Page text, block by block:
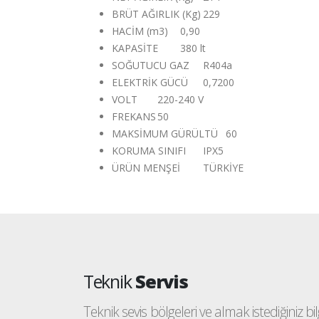
BRÜT AĞIRLIK (Kg) 229
HACİM (m3)
0,90
KAPASİTE
380 lt
SOĞUTUCU GAZ
R404a
ELEKTRİK GÜCÜ
0,7200
VOLT
220-240 V
FREKANS 50
MAKSİMUM GÜRÜLTÜ
60
KORUMA SINIFI
IPX5
ÜRÜN MENŞEİ
TÜRKİYE
TeknikServis
Teknik sevis bölgeleri ve almak istediğiniz